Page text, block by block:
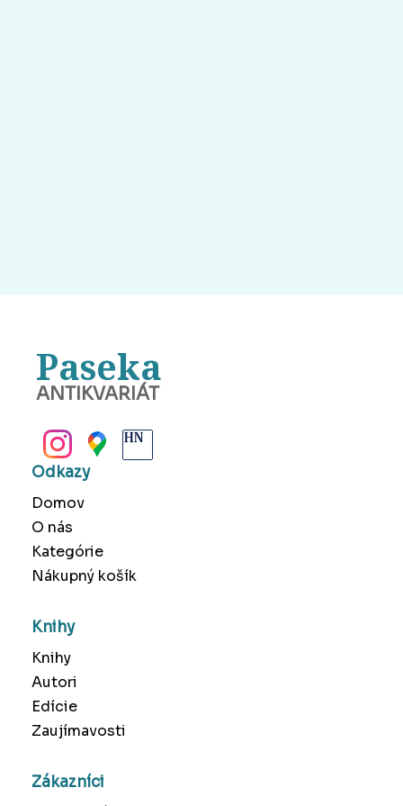
Paseka
ANTIKVARIÁT
Odkazy
Domov
O nás
Kategórie
Nákupný košík
Knihy
Knihy
Autori
Edície
Zaujímavosti
Zákazníci